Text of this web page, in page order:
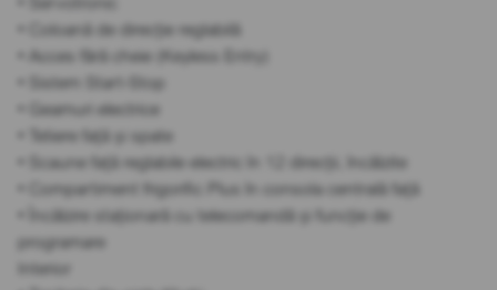
• Coloană de direcție reglabilă
• Acces fără cheie (Keyless Entry)
• Sistem Start-Stop
• Geamuri electrice
• Tetiere față și spate
• Scaune față reglabile electric în 12 direcții, încălzite
• Compartiment frigorific Plus în consola centrală față
• Încălzire staționară cu telecomandă și funcție de
programare
Interior